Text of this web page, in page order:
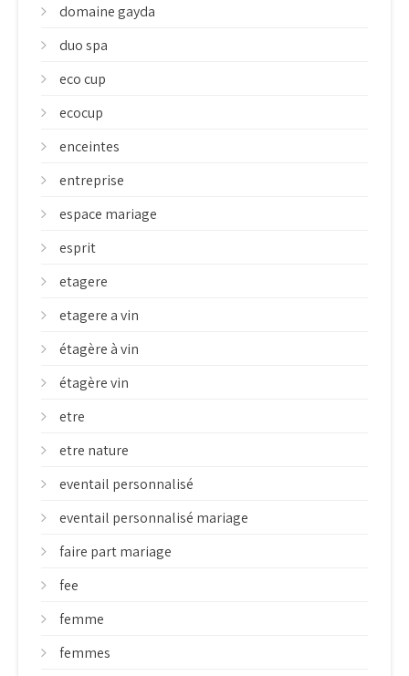
domaine gayda
duo spa
eco cup
ecocup
enceintes
entreprise
espace mariage
esprit
etagere
etagere a vin
étagère à vin
étagère vin
etre
etre nature
eventail personnalisé
eventail personnalisé mariage
faire part mariage
fee
femme
femmes